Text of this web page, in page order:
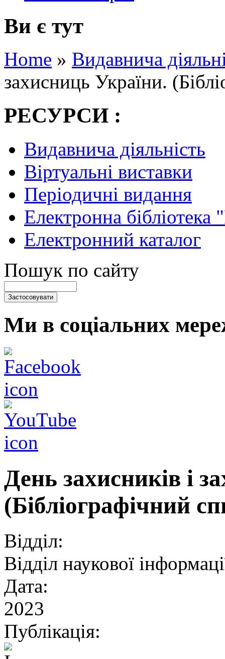
Ви є тут
Home » Видавнича
захисниць України.
РЕСУРСИ :
Видавнича діяльність
Віртуальні виставки
Періодичні видання
Електронна
Електронний каталог
Пошук по сайту
Ми в соціальних
День захисників і
(Бібліографічний
Відділ:
Відділ наукової
Дата:
2023
Публікація: